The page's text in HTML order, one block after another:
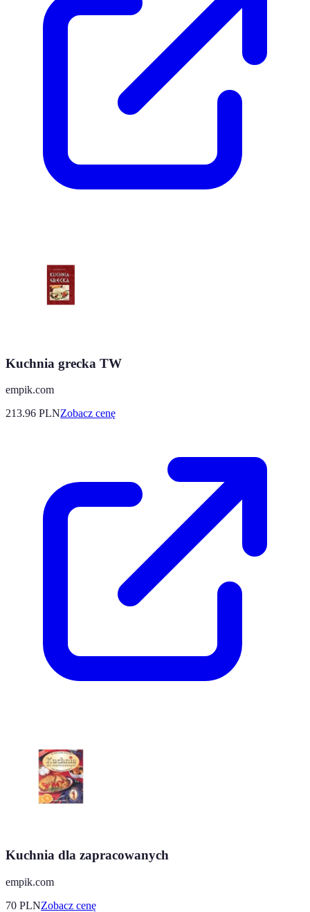
Kuchnia grecka TW
empik.com
213.96 PLNZobacz cenę
Kuchnia dla zapracowanych
empik.com
70 PLNZobacz cenę